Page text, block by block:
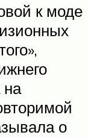
к моде
на
о